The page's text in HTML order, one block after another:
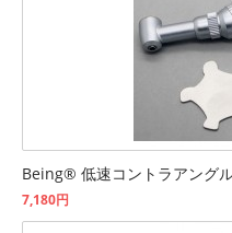
Being® 低速コントラアング
7,180円